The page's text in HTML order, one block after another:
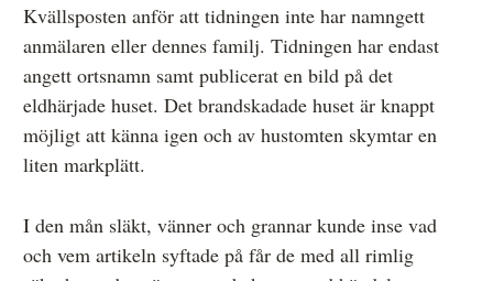
Kvällsposten anför att tidningen inte har namngett
anmälaren eller dennes familj. Tidningen har endast
angett ortsnamn samt publicerat en bild på det
eldhärjade huset. Det brandskadade huset är knappt
möjligt att känna igen och av hustomten skymtar en
liten markplätt.
I den mån släkt, vänner och grannar kunde inse vad
och vem artikeln syftade på får de med all rimlig